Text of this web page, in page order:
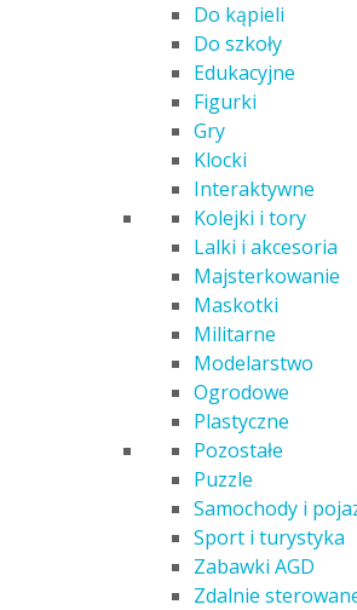
Do kąpieli
Do szkoły
Edukacyjne
Figurki
Gry
Klocki
Interaktywne
Kolejki i tory
Lalki i akcesoria
Majsterkowanie
Maskotki
Militarne
Modelarstwo
Ogrodowe
Plastyczne
Pozostałe
Puzzle
Samochody i
Sport i turystyka
Zabawki AGD
Zdalnie
/ GRA LICZYMY
GRA LICZYMY RODZINA
Poprzednia najniższa cena:26,00
Kod produktu: 31716
Czas realizacji zamówienia: 24h
Informacje dodatkowe